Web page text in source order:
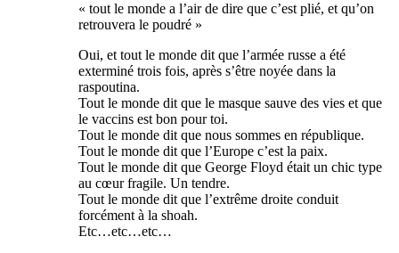
« tout le monde a l’air de dire que c’est plié, et qu’on
retrouvera le poudré »
Oui, et tout le monde dit que l’armée russe a été
exterminé trois fois, après s’être noyée dans la
raspoutina.
Tout le monde dit que le masque sauve des vies et que
le vaccins est bon pour toi.
Tout le monde dit que nous sommes en république.
Tout le monde dit que l’Europe c’est la paix.
Tout le monde dit que George Floyd était un chic type
au cœur fragile. Un tendre.
Tout le monde dit que l’extrême droite conduit
forcément à la shoah.
Etc…etc…etc…